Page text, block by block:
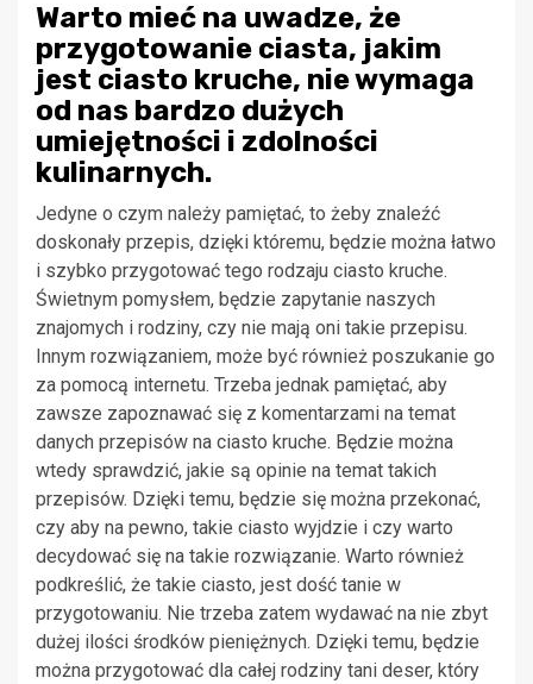
Warto mieć na uwadze, że
przygotowanie ciasta, jakim
jest ciasto kruche, nie wymaga
od nas bardzo dużych
umiejętności i zdolności
kulinarnych.
Jedyne o czym należy pamiętać, to żeby znaleźć
doskonały przepis, dzięki któremu, będzie można łatwo
i szybko przygotować tego rodzaju ciasto kruche.
Świetnym pomysłem, będzie zapytanie naszych
znajomych i rodziny, czy nie mają oni takie przepisu.
Innym rozwiązaniem, może być również poszukanie go
za pomocą internetu. Trzeba jednak pamiętać, aby
zawsze zapoznawać się z komentarzami na temat
danych przepisów na ciasto kruche. Będzie można
wtedy sprawdzić, jakie są opinie na temat takich
przepisów. Dzięki temu, będzie się można przekonać,
czy aby na pewno, takie ciasto wyjdzie i czy warto
decydować się na takie rozwiązanie. Warto również
podkreślić, że takie ciasto, jest dość tanie w
przygotowaniu. Nie trzeba zatem wydawać na nie zbyt
dużej ilości środków pieniężnych. Dzięki temu, będzie
można przygotować dla całej rodziny tani deser, który